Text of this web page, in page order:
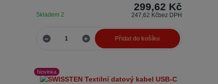
299,62 Kč
247,62 Kčbez DPH
Skladem 2
Přidat do košíku
Novinka